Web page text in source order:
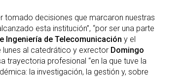
tomado decisiones que marcaron nuestras
esta institución”, “por ser una parte
Ingeniería de Telecomunicación y el
lunes al catedrático y exrector Domingo
trayectoria profesional “en la que tuve la
la investigación, la gestión y, sobre